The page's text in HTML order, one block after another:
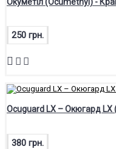
250 грн.
Ocuguard LX – Окюгард LX
380 грн.